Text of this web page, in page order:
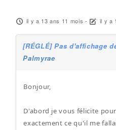
il y a 13 ans 11 mois - il y a
[RÉGLÉ] Pas d'affichage
Palmyrae
Bonjour,
D'abord je vous félicite
exactement ce qu'il me